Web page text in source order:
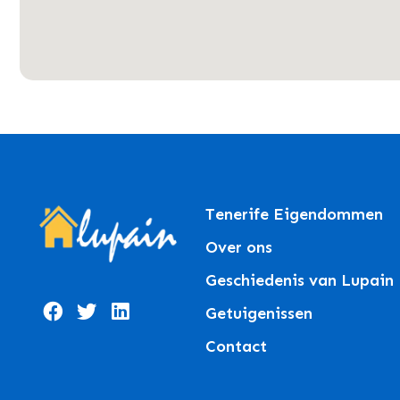
Tenerife Eigendommen
Over ons
Geschiedenis van Lupain
Getuigenissen
Contact